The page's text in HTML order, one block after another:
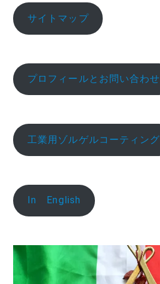
サイトマップ
プロフィールとお問い合わせ
工業用ゾルゲルコーティング
In English